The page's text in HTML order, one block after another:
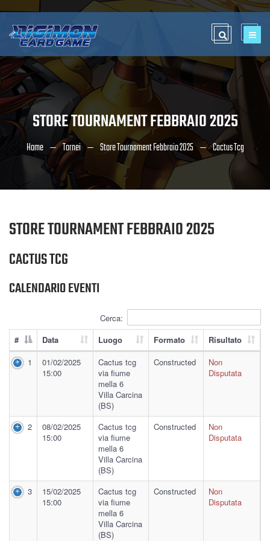
STORE TOURNAMENT FEBBRAIO 2025
Home Tornei Store Tournament Febbraio 2025 Cactus Tcg
STORE TOURNAMENT FEBBRAIO 2025
CACTUS TCG
CALENDARIO EVENTI
Cerca:
#
Data Luogo Formato
Risultato
1
01/02/2025
15:00
Cactus tcg
via fiume
mella 6
Villa Carcina
(BS)
Constructed
Non
Disputata
2
08/02/2025
15:00
Cactus tcg
via fiume
mella 6
Villa Carcina
(BS)
Constructed
Non
Disputata
3
15/02/2025
15:00
Cactus tcg
via fiume
mella 6
Villa Carcina
(BS)
Constructed
Non
Disputata